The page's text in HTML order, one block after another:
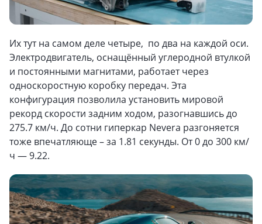
Их тут на самом деле четыре, по два на каждой оси.
Электродвигатель, оснащённый углеродной втулкой
и постоянными магнитами, работает через
односкоростную коробку передач. Эта
конфигурация позволила установить мировой
рекорд скорости задним ходом, разогнавшись до
275.7 км/ч. До сотни гиперкар Nevera разгоняется
тоже впечатляюще – за 1.81 секунды. От 0 до 300 км/
ч — 9.22.